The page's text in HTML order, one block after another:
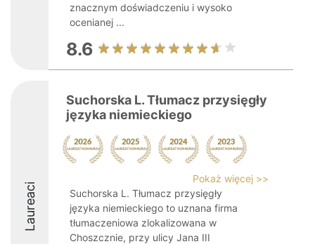
znacznym doświadczeniu i wysoko
ocenianej ...
8.6
Laureaci
Suchorska L. Tłumacz przysięgły
języka niemieckiego
Pokaż więcej >>
Suchorska L. Tłumacz przysięgły
języka niemieckiego to uznana firma
tłumaczeniowa zlokalizowana w
Choszcznie, przy ulicy Jana III